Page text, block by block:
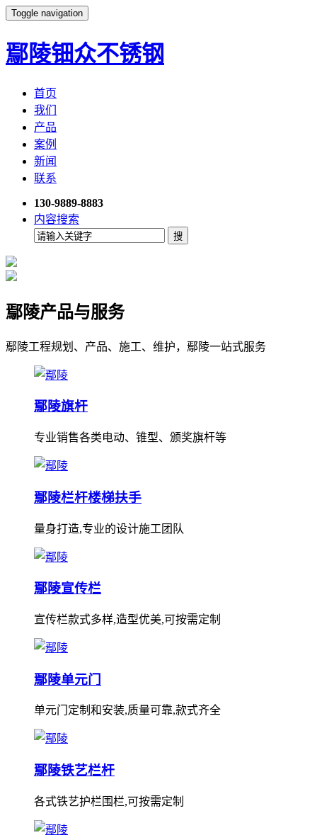
Toggle navigation
鄢陵钿众不锈钢
首页
我们
产品
案例
新闻
联系
130-9889-8883
内容搜索
鄢陵产品与服务
鄢陵工程规划、产品、施工、维护，鄢陵一站式服务
鄢陵旗杆
专业销售各类电动、锥型、颁奖旗杆等
鄢陵栏杆楼梯扶手
量身打造,专业的设计施工团队
鄢陵宣传栏
宣传栏款式多样,造型优美,可按需定制
鄢陵单元门
单元门定制和安装,质量可靠,款式齐全
鄢陵铁艺栏杆
各式铁艺护栏围栏,可按需定制